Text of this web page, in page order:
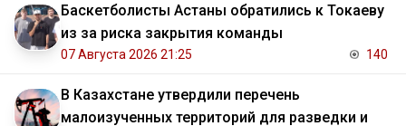
Баскетболисты Астаны обратились к Токаеву
из за риска закрытия команды
07 Августа 2026 21:25 140
В Казахстане утвердили перечень
малоизученных территорий для разведки и